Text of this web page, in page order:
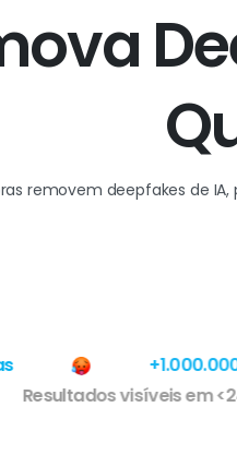
ova De
Q
removem deepfakes de
+1.000.000
Resultados visíveis em